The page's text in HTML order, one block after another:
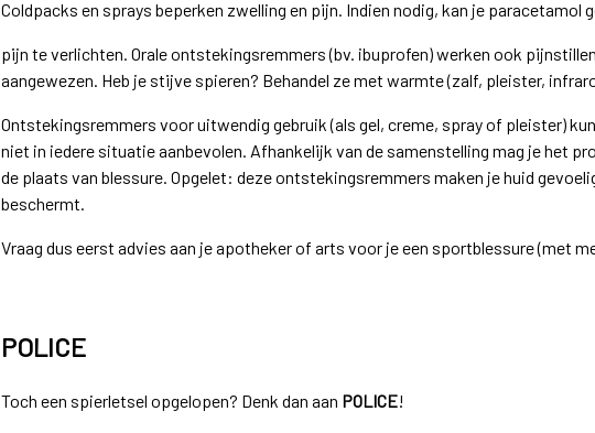
Coldpacks en sprays beperken zwelling en pijn. Indien nodig, kan je paracetamol
pijn te verlichten. Orale ontstekingsremmers (bv. ibuprofen) werken ook
aangewezen. Heb je stijve spieren? Behandel ze met warmte (zalf, pleister,
Ontstekingsremmers voor uitwendig gebruik (als gel, creme, spray of pleister)
niet in iedere situatie aanbevolen. Afhankelijk van de samenstelling mag je het
de plaats van blessure. Opgelet: deze ontstekingsremmers maken je huid
beschermt.
Vraag dus eerst advies aan je apotheker of arts voor je een sportblessure (met
POLICE
Toch een spierletsel opgelopen? Denk dan aan POLICE!